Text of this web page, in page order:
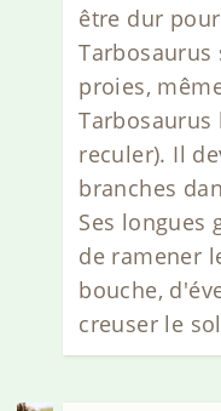
être dur
proies,
reculer). Il
branches
Ses longues
de ramener
bouche,
creuser le